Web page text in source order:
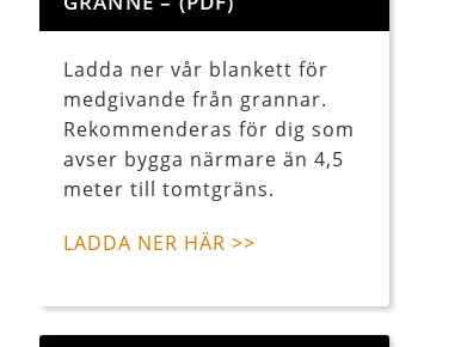
Ladda ner vår blankett för
medgivande från grannar.
Rekommenderas för dig som
avser bygga närmare än 4,5
meter till tomtgräns.
LADDA NER HÄR >>